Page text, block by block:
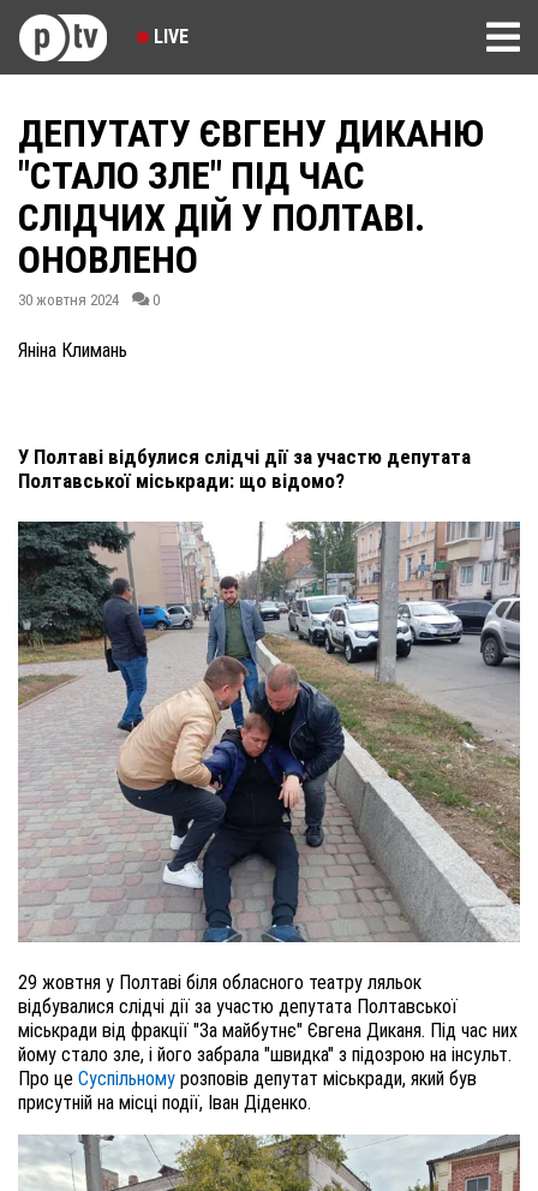
LIVE
ДЕПУТАТУ ЄВГЕНУ ДИКАНЮ
"СТАЛО ЗЛЕ" ПІД ЧАС
СЛІДЧИХ ДІЙ У ПОЛТАВІ.
ОНОВЛЕНО
30 жовтня 2024 0
Яніна Климань
У Полтаві відбулися слідчі дії за участю депутата
Полтавської міськради: що відомо?
29 жовтня у Полтаві біля обласного театру ляльок
відбувалися слідчі дії за участю депутата Полтавської
міськради від фракції "За майбутнє" Євгена Диканя. Під час них
йому стало зле, і його забрала "швидка" з підозрою на інсульт.
Про це Суспільному розповів депутат міськради, який був
присутній на місці події, Іван Діденко.